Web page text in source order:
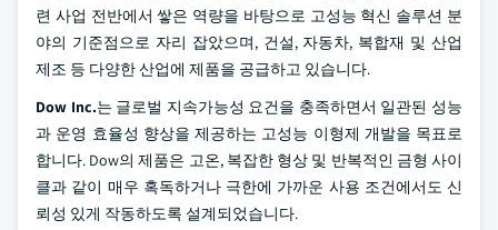
련 사업 전반에서 쌓은 역량을 바탕으로 고성능 혁신 솔루션 분
야의 기준점으로 자리 잡았으며, 건설, 자동차, 복합재 및 산업
제조 등 다양한 산업에 제품을 공급하고 있습니다.
Dow Inc.는 글로벌 지속가능성 요건을 충족하면서 일관된 성능
과 운영 효율성 향상을 제공하는 고성능 이형제 개발을 목표로
합니다. Dow의 제품은 고온, 복잡한 형상 및 반복적인 금형 사이
클과 같이 매우 혹독하거나 극한에 가까운 사용 조건에서도 신
뢰성 있게 작동하도록 설계되었습니다.